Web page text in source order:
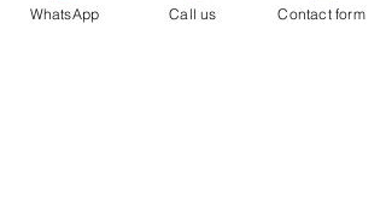
WhatsApp Call us Contact form